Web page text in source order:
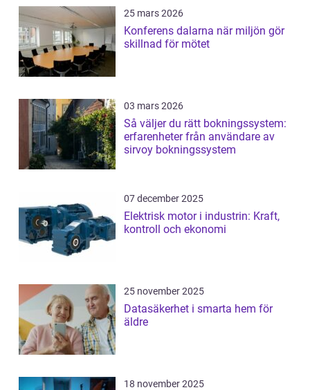
25 mars 2026
Konferens dalarna när miljön gör
skillnad för mötet
03 mars 2026
Så väljer du rätt bokningssystem:
erfarenheter från användare av
sirvoy bokningssystem
07 december 2025
Elektrisk motor i industrin: Kraft,
kontroll och ekonomi
25 november 2025
Datasäkerhet i smarta hem för
äldre
18 november 2025